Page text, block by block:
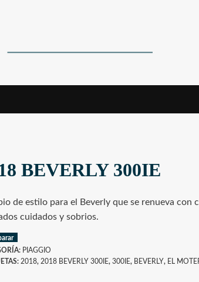
BEVERLY 300IE
de estilo para el Beverly que se renueva con
cuidados y sobrios.
PIAGGIO
2018, 2018 BEVERLY 300IE, 300IE, BEVERLY, EL